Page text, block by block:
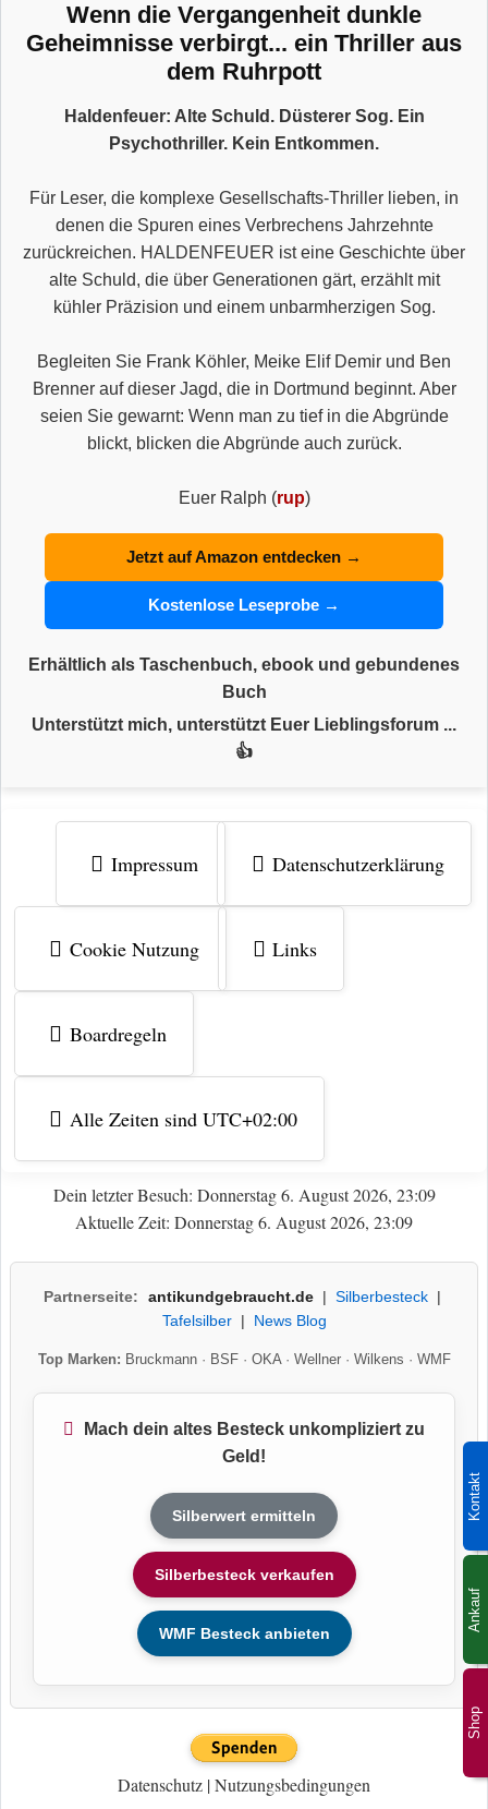
Shop
Kontakt
Ankauf
Wenn die Vergangenheit dunkle
Geheimnisse verbirgt... ein Thriller aus
dem Ruhrpott
Haldenfeuer: Alte Schuld. Düsterer Sog. Ein
Psychothriller. Kein Entkommen.
Für Leser, die komplexe Gesellschafts-Thriller lieben, in
denen die Spuren eines Verbrechens Jahrzehnte
zurückreichen. HALDENFEUER ist eine Geschichte über
alte Schuld, die über Generationen gärt, erzählt mit
kühler Präzision und einem unbarmherzigen Sog.
Begleiten Sie Frank Köhler, Meike Elif Demir und Ben
Brenner auf dieser Jagd, die in Dortmund beginnt. Aber
seien Sie gewarnt: Wenn man zu tief in die Abgründe
blickt, blicken die Abgründe auch zurück.
Euer Ralph (rup)
Jetzt auf Amazon entdecken →
Kostenlose Leseprobe →
Erhältlich als Taschenbuch, ebook und gebundenes
Buch
Unterstützt mich, unterstützt Euer Lieblingsforum ...
👍
Impressum Datenschutzerklärung
Cookie Nutzung Links
Boardregeln
Alle Zeiten sind UTC+02:00
Dein letzter Besuch: Donnerstag 6. August 2026, 23:09
Aktuelle Zeit: Donnerstag 6. August 2026, 23:09
Partnerseite: antikundgebraucht.de| Silberbesteck|
Tafelsilber| News Blog
Top Marken: Bruckmann· BSF· OKA· Wellner· Wilkens · WMF
Mach dein altes Besteck unkompliziert zu
Geld!
Silberwert ermitteln
Silberbesteck verkaufen
WMF Besteck anbieten
Datenschutz |Nutzungsbedingungen